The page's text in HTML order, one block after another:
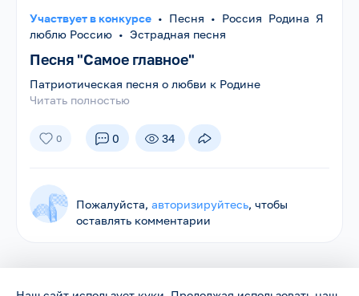
Участвует в конкурсе • Песня • Россия Родина Я
люблю Россию • Эстрадная песня
Песня "Самое главное"
Патриотическая песня о любви к Родине
Читать полностью
0 0 34
Пожалуйста,авторизируйтесь, чтобы
оставлять комментарии